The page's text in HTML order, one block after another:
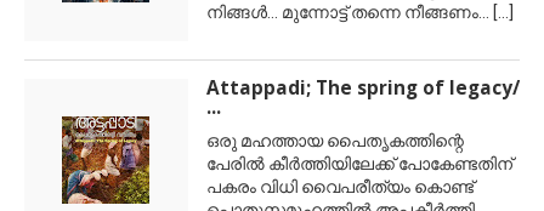
നിങ്ങള്‍... മുന്നോട്ട് തന്നെ നീങ്ങണം...
[...]
Attappadi; The spring of legacy/
...
ഒരു മഹത്തായ പൈതൃകത്തിന്റെ
പേരിൽ കീർത്തിയിലേക്ക് പോകേണ്ടതിന്
പകരം വിധി വൈപരീത്യം കൊണ്ട്